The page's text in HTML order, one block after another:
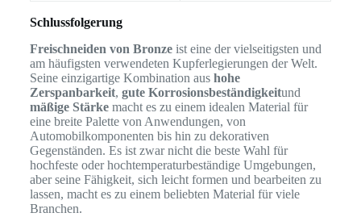
Schlussfolgerung
Freischneiden von Bronzeist eine der vielseitigsten und
am häufigsten verwendeten Kupferlegierungen der Welt.
Seine einzigartige Kombination aus hohe
Zerspanbarkeit, gute Korrosionsbeständigkeitund
mäßige Stärkemacht es zu einem idealen Material für
eine breite Palette von Anwendungen, von
Automobilkomponenten bis hin zu dekorativen
Gegenständen. Es ist zwar nicht die beste Wahl für
hochfeste oder hochtemperaturbeständige Umgebungen,
aber seine Fähigkeit, sich leicht formen und bearbeiten zu
lassen, macht es zu einem beliebten Material für viele
Branchen.